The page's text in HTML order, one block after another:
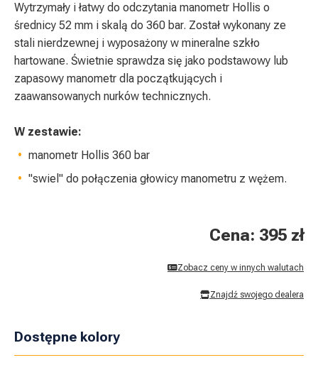
Wytrzymały i łatwy do odczytania manometr Hollis o
średnicy 52 mm i skalą do 360 bar. Został wykonany ze
stali nierdzewnej i wyposażony w mineralne szkło
hartowane. Świetnie sprawdza się jako podstawowy lub
zapasowy manometr dla początkujących i
zaawansowanych nurków technicznych.
W zestawie:
manometr Hollis 360 bar
"swiel" do połączenia głowicy manometru z wężem.
Cena: 395 zł
Zobacz ceny w innych walutach
Znajdź swojego dealera
Dostępne kolory